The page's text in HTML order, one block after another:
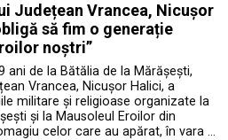
Județean Vrancea, Nicușor
să fim o generație
noștri”
ani de la Bătălia de la Mărășești,
Vrancea, Nicușor Halici, a
militare și religioase organizate la
și la Mausoleul Eroilor din
celor care au apărat, în vara …